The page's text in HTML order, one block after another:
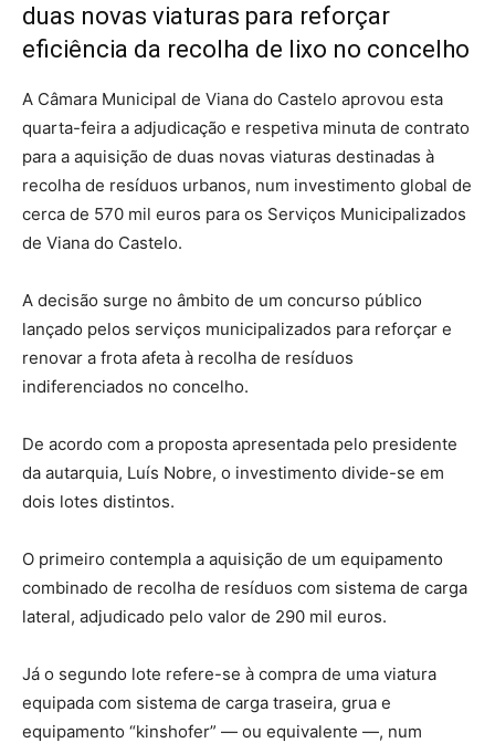
duas novas viaturas para reforçar
eficiência da recolha de lixo no concelho
A Câmara Municipal de Viana do Castelo aprovou esta
quarta-feira a adjudicação e respetiva minuta de contrato
para a aquisição de duas novas viaturas destinadas à
recolha de resíduos urbanos, num investimento global de
cerca de 570 mil euros para os Serviços Municipalizados
de Viana do Castelo.
A decisão surge no âmbito de um concurso público
lançado pelos serviços municipalizados para reforçar e
renovar a frota afeta à recolha de resíduos
indiferenciados no concelho.
De acordo com a proposta apresentada pelo presidente
da autarquia, Luís Nobre, o investimento divide-se em
dois lotes distintos.
O primeiro contempla a aquisição de um equipamento
combinado de recolha de resíduos com sistema de carga
lateral, adjudicado pelo valor de 290 mil euros.
Já o segundo lote refere-se à compra de uma viatura
equipada com sistema de carga traseira, grua e
equipamento “kinshofer” — ou equivalente —, num